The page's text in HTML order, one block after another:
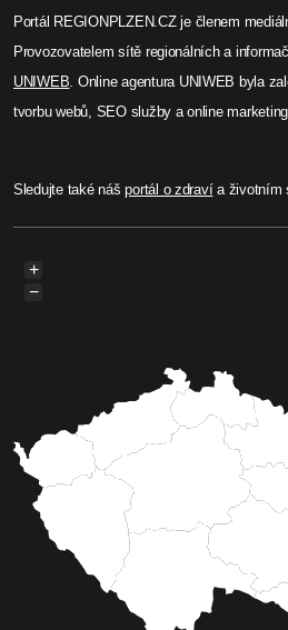
Portál REGIONPLZEN.CZ je členem
Provozovatelem sítě regionálních a
UNIWEB. Online agentura UNIWEB byla
tvorbu webů, SEO služby a online
Sledujte také nášportál o zdravía životním
+
−